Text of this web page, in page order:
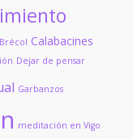
Brécol Calabacines
Dejar de pensar
Garbanzos
meditación en Vigo